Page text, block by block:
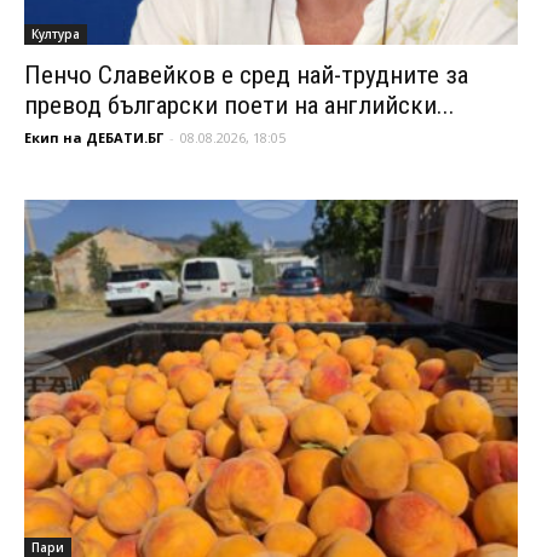
Култура
Пенчо Славейков е сред най-трудните за
превод български поети на английски...
Екип на ДЕБАТИ.БГ - 08.08.2026, 18:05
Пари